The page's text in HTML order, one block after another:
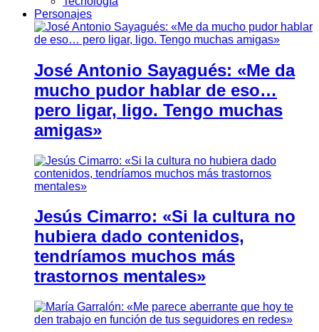
Personajes
José Antonio Sayagués: «Me da
mucho pudor hablar de eso…
pero ligar, ligo. Tengo muchas
amigas»
Jesús Cimarro: «Si la cultura no
hubiera dado contenidos,
tendríamos muchos más
trastornos mentales»